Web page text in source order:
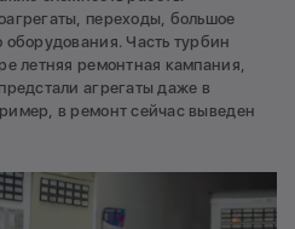
переходы, большое
оборудования. Часть турбин
летняя ремонтная кампания,
агрегаты даже в
в ремонт сейчас выведен